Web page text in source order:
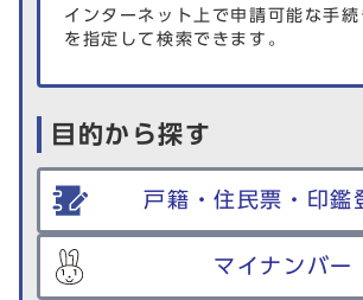
インターネット上で申請可能な手
を指定して検索できます。
目的から探す
戸籍・住民票・印鑑
マイナンバー